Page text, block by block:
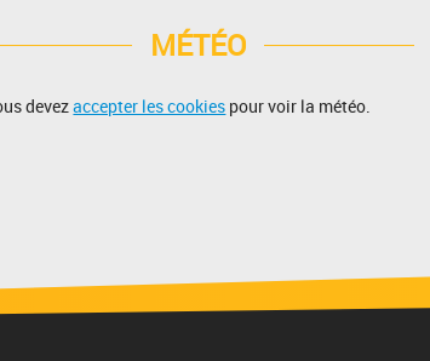
MÉTÉO
devezaccepter les cookies pour voir la météo.